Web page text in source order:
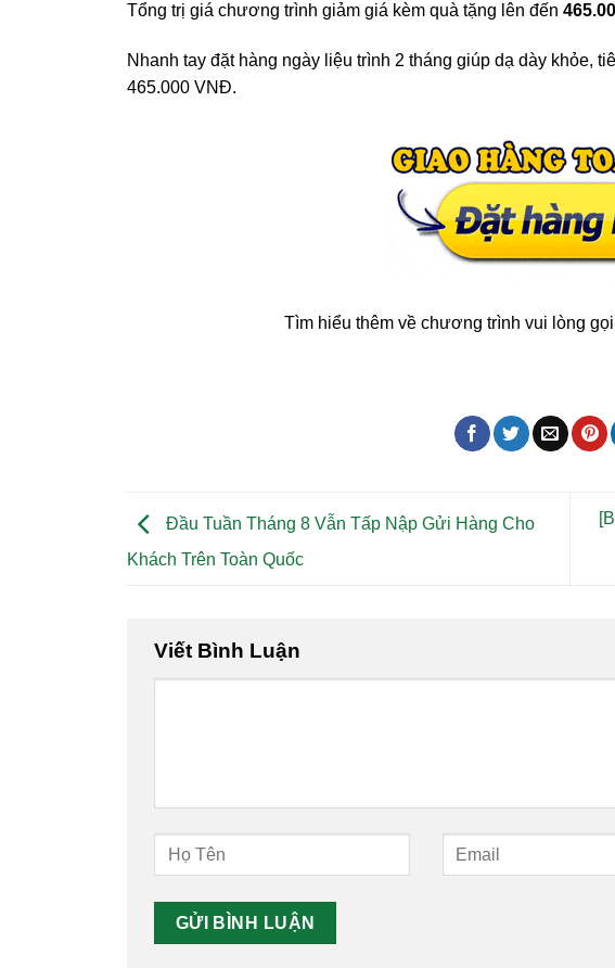
Tổng trị giá chương trình giảm giá kèm quà tặng lên đến
Nhanh tay đặt hàng ngày liệu trình 2 tháng giúp dạ dày khỏe,
465.000 VNĐ.
Tìm hiểu thêm về chương trình vui lòng
Đầu Tuần Tháng 8 Vẫn Tấp Nập Gửi Hàng Cho
Khách Trên Toàn Quốc
Viết Bình Luận